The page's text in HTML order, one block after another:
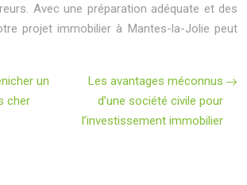
Avec une préparation adéquate et des
projet immobilier à Mantes-la-Jolie peut
un
cher
Les avantages méconnus
d’une société civile pour
l’investissement immobilier